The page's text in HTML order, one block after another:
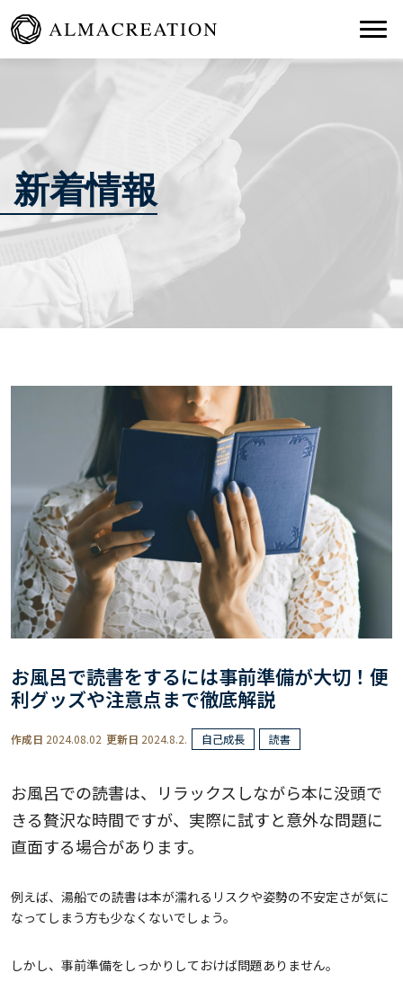
新着情報
お風呂で読書をするには事前準備が大切！便
利グッズや注意点まで徹底解説
作成日 2024.08.02 更新日 2024.8.2. 自己成長 読書
お風呂での読書は、リラックスしながら本に没頭で
きる贅沢な時間ですが、実際に試すと意外な問題に
直面する場合があります。
例えば、湯船での読書は本が濡れるリスクや姿勢の不安定さが気に
なってしまう方も少なくないでしょう。
しかし、事前準備をしっかりしておけば問題ありません。